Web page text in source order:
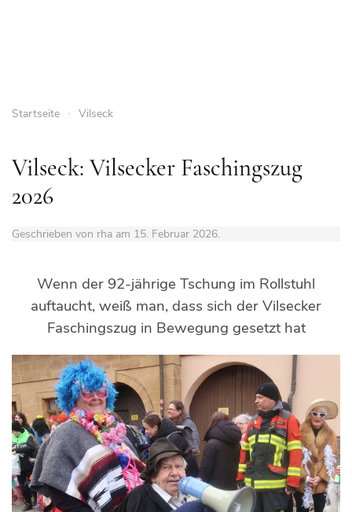
Startseite Vilseck
Vilseck: Vilsecker Faschingszug
2026
Geschrieben von rha am 15. Februar 2026.
Wenn der 92-jährige Tschung im Rollstuhl
auftaucht, weiß man, dass sich der Vilsecker
Faschingszug in Bewegung gesetzt hat